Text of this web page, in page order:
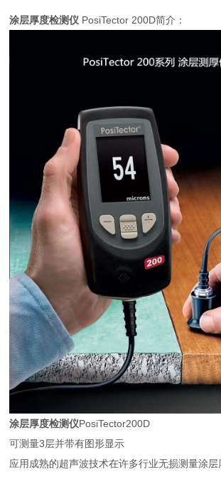
涂层厚度检测仪 PosiTector 200D简介：
涂层厚度检测仪PosiTector200D
可测量3层并带有图形显示
应用成熟的超声波技术在许多行业无损测量涂